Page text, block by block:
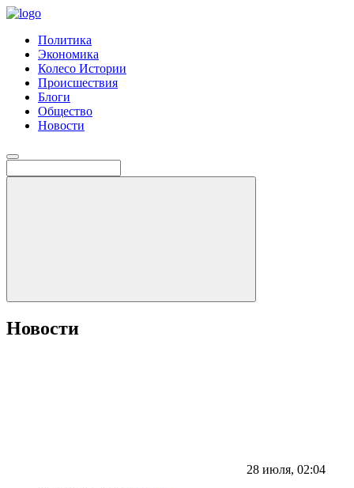
Политика
Экономика
Колесо Истории
Происшествия
Блоги
Общество
Новости
Новости
28 июля, 02:04